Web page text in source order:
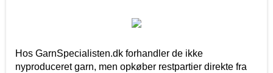
Hos GarnSpecialisten.dk forhandler de ikke
nyproduceret garn, men opkøber restpartier direkte fra